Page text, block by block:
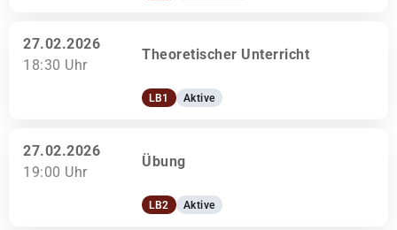
27.02.2026
18:30 Uhr
Theoretischer Unterricht
LB1 Aktive
27.02.2026
19:00 Uhr
Übung
LB2 Aktive